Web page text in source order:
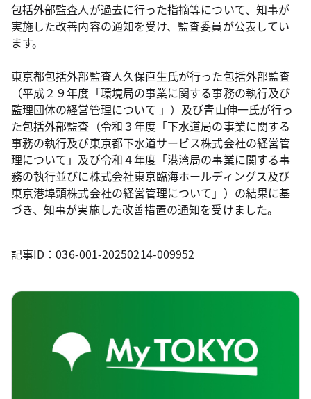
包括外部監査人が過去に行った指摘等について、知事が
実施した改善内容の通知を受け、監査委員が公表してい
ます。
東京都包括外部監査人久保直生氏が行った包括外部監査
（平成２９年度「環境局の事業に関する事務の執行及び
監理団体の経営管理について 」）及び青山伸一氏が行っ
た包括外部監査（令和３年度「下水道局の事業に関する
事務の執行及び東京都下水道サービス株式会社の経営管
理について」及び令和４年度「港湾局の事業に関する事
務の執行並びに株式会社東京臨海ホールディングス及び
東京港埠頭株式会社の経営管理について」）の結果に基
づき、知事が実施した改善措置の通知を受けました。
記事ID：036-001-20250214-009952